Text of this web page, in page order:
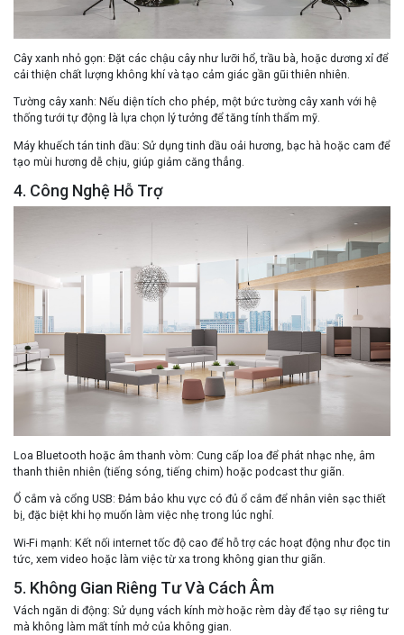
Cây xanh nhỏ gọn: Đặt các chậu cây như lưỡi hổ, trầu bà, hoặc dương xỉ để
cải thiện chất lượng không khí và tạo cảm giác gần gũi thiên nhiên.
Tường cây xanh: Nếu diện tích cho phép, một bức tường cây xanh với hệ
thống tưới tự động là lựa chọn lý tưởng để tăng tính thẩm mỹ.
Máy khuếch tán tinh dầu: Sử dụng tinh dầu oải hương, bạc hà hoặc cam để
tạo mùi hương dễ chịu, giúp giảm căng thẳng.
4. Công Nghệ Hỗ Trợ
Loa Bluetooth hoặc âm thanh vòm: Cung cấp loa để phát nhạc nhẹ, âm
thanh thiên nhiên (tiếng sóng, tiếng chim) hoặc podcast thư giãn.
Ổ cắm và cổng USB: Đảm bảo khu vực có đủ ổ cắm để nhân viên sạc thiết
bị, đặc biệt khi họ muốn làm việc nhẹ trong lúc nghỉ.
Wi-Fi mạnh: Kết nối internet tốc độ cao để hỗ trợ các hoạt động như đọc tin
tức, xem video hoặc làm việc từ xa trong không gian thư giãn.
5. Không Gian Riêng Tư Và Cách Âm
Vách ngăn di động: Sử dụng vách kính mờ hoặc rèm dày để tạo sự riêng tư
mà không làm mất tính mở của không gian.